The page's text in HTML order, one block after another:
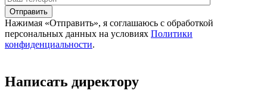
Отправить
Нажимая «Отправить», я соглашаюсь c обработкой
персональных данных на условиях Политики
конфиденциальности.
Написать директору